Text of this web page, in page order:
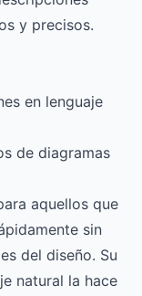
y precisos.
en lenguaje
de diagramas
aquellos que
sin
del diseño. Su
natural la hace